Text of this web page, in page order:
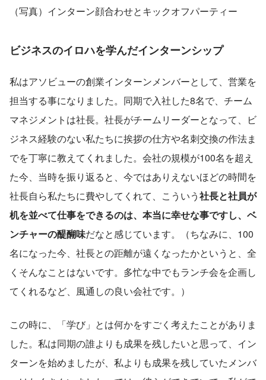
（写真）インターン顔合わせとキックオフパーティー
ビジネスのイロハを学んだインターンシップ
私はアソビューの創業インターンメンバーとして、営業を
担当する事になりました。同期で入社した8名で、チーム
マネジメントは社長。社長がチームリーダーとなって、ビ
ジネス経験のない私たちに挨拶の仕方や名刺交換の作法ま
でを丁寧に教えてくれました。会社の規模が100名を超え
た今、当時を振り返ると、今ではありえないほどの時間を
社長自ら私たちに費やしてくれて、こういう社長と社員が
机を並べて仕事をできるのは、本当に幸せな事ですし、ベ
ンチャーの醍醐味だなと感じています。（ちなみに、100
名になった今、社長との距離が遠くなったかというと、全
くそんなことはないです。多忙な中でもランチ会を企画し
てくれるなど、風通しの良い会社です。）
この時に、「学び」とは何かをすごく考えたことがありま
した。私は同期の誰よりも成果を残したいと思って、イン
ターンを始めましたが、私よりも成果を残していたメンバ